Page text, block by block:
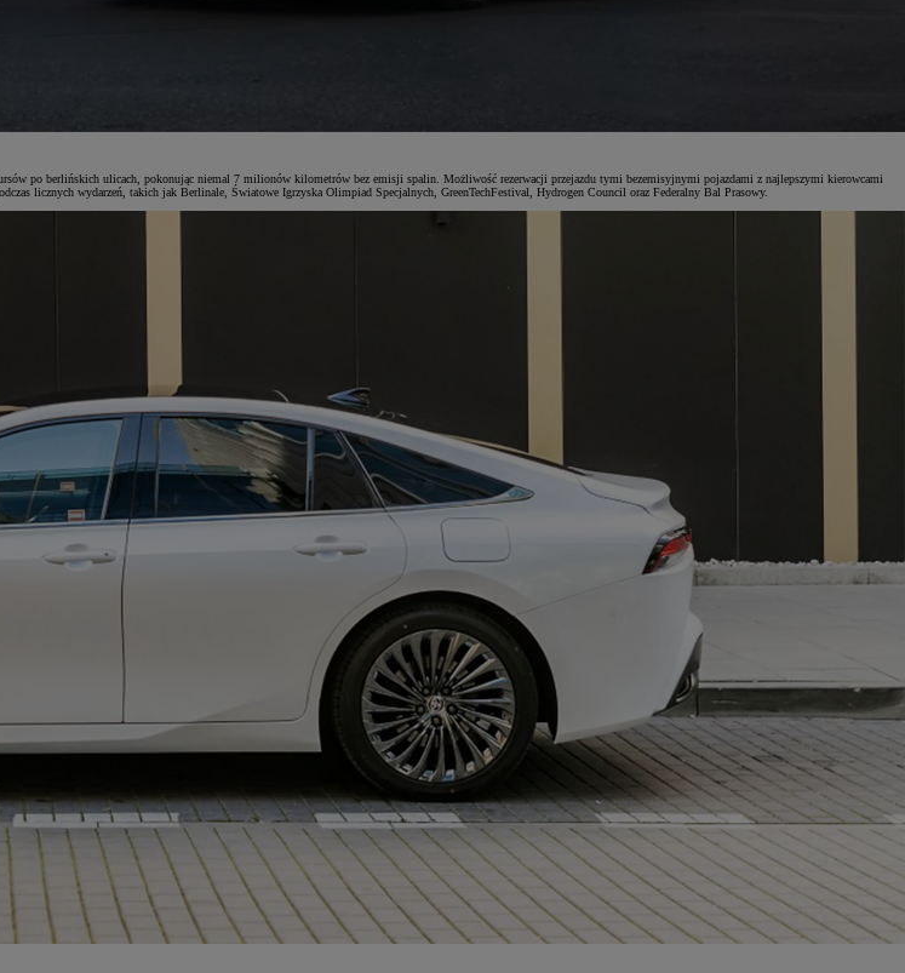
po berlińskich ulicach, pokonując niemal 7 milionów kilometrów bez emisji spalin. Możliwość rezerwacji przejazdu tymi bezemisyjnymi pojazdami z najlepszymi kierowcami
licznych wydarzeń, takich jak Berlinale, Światowe Igrzyska Olimpiad Specjalnych, GreenTechFestival, Hydrogen Council oraz Federalny Bal Prasowy.